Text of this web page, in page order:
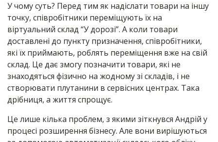
У чому суть? Перед тим як надіслати товари на іншу
точку, співробітники переміщують їх на
віртуальний склад “У дорозі”. А коли товари
доставлені до пункту призначення, співробітники,
які їх приймають, роблять переміщення вже на свій
склад. Це дає змогу позначити товари, які не
знаходяться фізично на жодному зі складів, і не
створювати плутанини в сервісних центрах. Така
дрібниця, а життя спрощує.
Це лише кілька проблем, з якими зіткнувся Андрій у
процесі розширення бізнесу. Але вони вирішуються